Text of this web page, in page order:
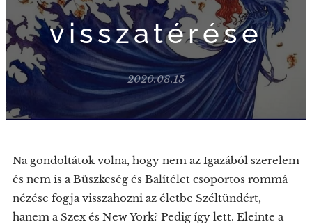
visszatérése
2020.08.15
Na gondoltátok volna, hogy nem az Igazából szerelem
és nem is a Büszkeség és Balítélet csoportos rommá
nézése fogja visszahozni az életbe Széltündért,
hanem a Szex és New York? Pedig így lett. Eleinte a